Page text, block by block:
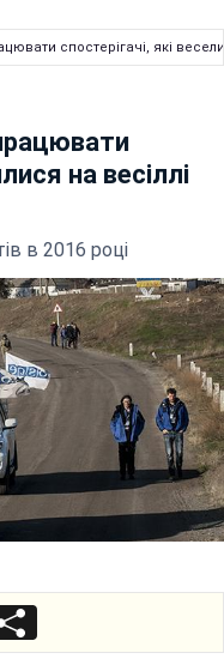
спостерігачі, які
на весіллі
в 2016 році